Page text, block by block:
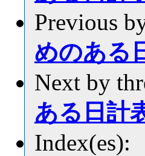
Previous
めのある
Next by
ある日計
Index(es):